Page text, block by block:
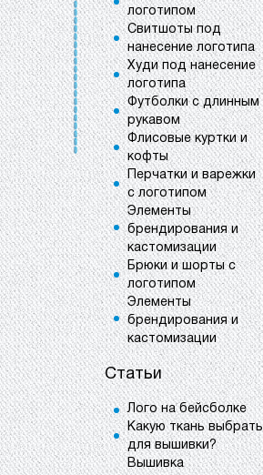
логотипом
Свитшоты под
нанесение логотипа
Худи под нанесение
логотипа
Футболки с длинным
рукавом
Флисовые куртки и
кофты
Перчатки и варежки
с логотипом
Элементы
брендирования и
кастомизации
Брюки и шорты с
логотипом
Элементы
брендирования и
кастомизации
Статьи
Лого на бейсболке
Какую ткань выбрать
для вышивки?
Вышивка